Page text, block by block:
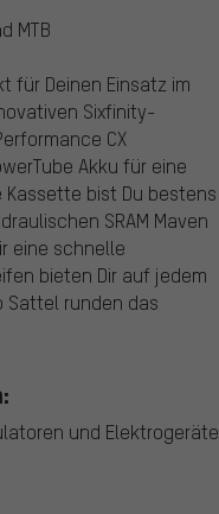
MTB
für Deinen Einsatz im
Sixfinity-
CX
Akku für eine
Kassette bist Du bestens
SRAM Maven
eine schnelle
bieten Dir auf jedem
Sattel runden das
und Elektrogeräte